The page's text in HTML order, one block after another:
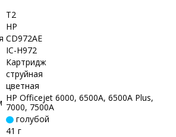
Т2
HP
CD972AE
IC-H972
Картридж
струйная
цветная
HP Officejet 6000, 6500A, 6500A Plus,
7000, 7500A
голубой
41 г